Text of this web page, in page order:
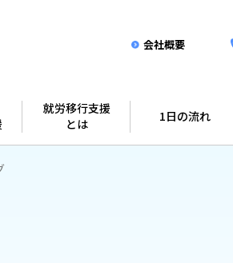
会社概要
就労移行支援
とは
1日の流れ